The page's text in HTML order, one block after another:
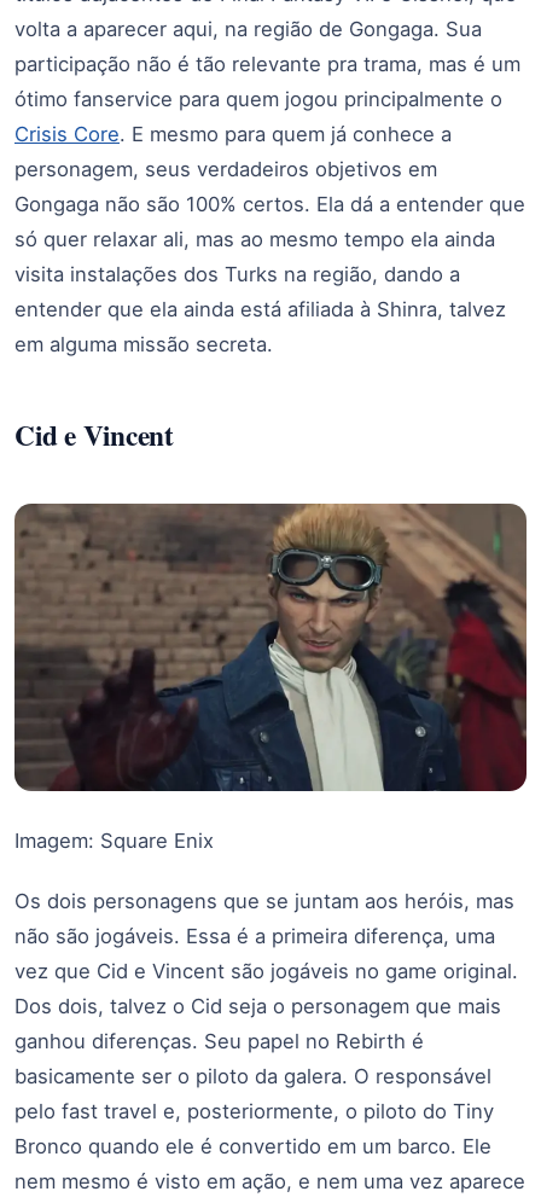
volta a aparecer aqui, na região de Gongaga. Sua
participação não é tão relevante pra trama, mas é um
ótimo fanservice para quem jogou principalmente o
Crisis Core. E mesmo para quem já conhece a
personagem, seus verdadeiros objetivos em
Gongaga não são 100% certos. Ela dá a entender que
só quer relaxar ali, mas ao mesmo tempo ela ainda
visita instalações dos Turks na região, dando a
entender que ela ainda está afiliada à Shinra, talvez
em alguma missão secreta.
Cid e Vincent
Imagem: Square Enix
Os dois personagens que se juntam aos heróis, mas
não são jogáveis. Essa é a primeira diferença, uma
vez que Cid e Vincent são jogáveis no game original.
Dos dois, talvez o Cid seja o personagem que mais
ganhou diferenças. Seu papel no Rebirth é
basicamente ser o piloto da galera. O responsável
pelo fast travel e, posteriormente, o piloto do Tiny
Bronco quando ele é convertido em um barco. Ele
nem mesmo é visto em ação, e nem uma vez aparece